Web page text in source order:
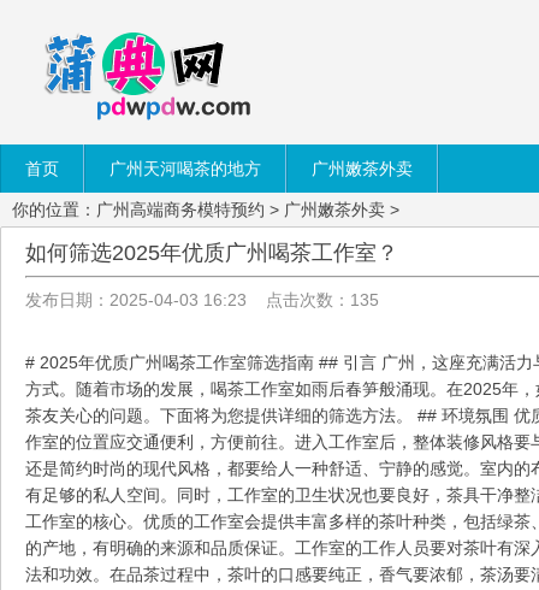
首页 广州天河喝茶的地方 广州嫩茶外卖
你的位置： 广州高端商务模特预约 > 广州嫩茶外卖 >
如何筛选2025年优质广州喝茶工作室？
发布日期：2025-04-03 16:23 点击次数：135
# 2025年优质广州喝茶工作室筛选指南 ## 引言 广州，这座充满活
方式。随着市场的发展，喝茶工作室如雨后春笋般涌现。在2025年
茶友关心的问题。下面将为您提供详细的筛选方法。 ## 环境氛围
作室的位置应交通便利，方便前往。进入工作室后，整体装修风格
还是简约时尚的现代风格，都要给人一种舒适、宁静的感觉。室内
有足够的私人空间。同时，工作室的卫生状况也要良好，茶具干净
工作室的核心。优质的工作室会提供丰富多样的茶叶种类，包括绿
的产地，有明确的来源和品质保证。工作室的工作人员要对茶叶有
法和功效。在品茶过程中，茶叶的口感要纯正，香气要浓郁，茶汤